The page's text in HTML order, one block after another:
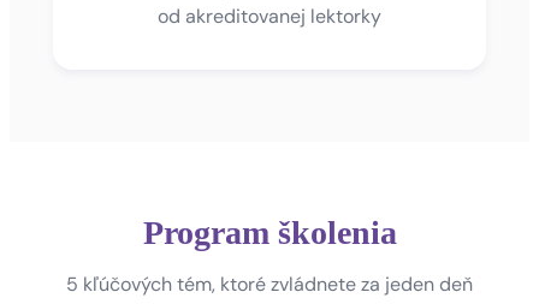
od akreditovanej lektorky
Program školenia
5 kľúčových tém, ktoré zvládnete za jeden deň